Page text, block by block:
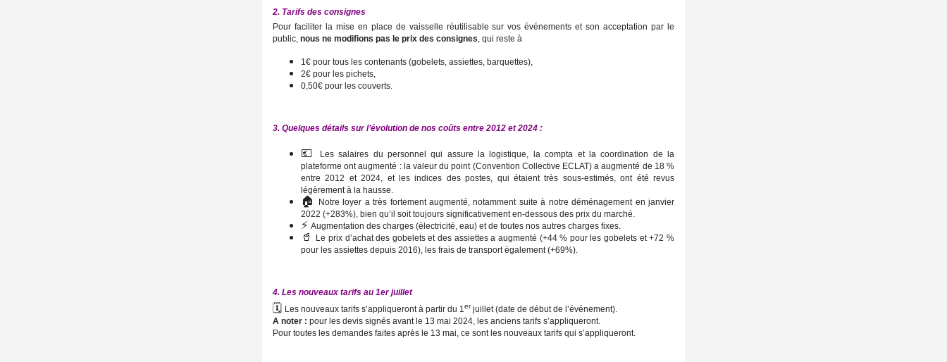
2. Tarifs des consignes
Pour faciliter la mise en place de vaisselle réutilisable sur vos événementset son acceptation par le
public, nous ne modifions pas le prix des consignes, qui reste à
1€ pour tous les contenants (gobelets, assiettes, barquettes),
2€ pour les pichets,
0,50€ pour les couverts.
3. Quelques détails sur l’évolution de nos coûts entre 2012 et 2024 :
💶
Les salaires du personnel qui assure la logistique, la compta et la coordination de la
plateforme ont augmenté : la valeur du point (Convention Collective ECLAT) a augmenté de 18 %
entre 2012 et 2024, et les indices des postes, qui étaient très sous-estimés, ont été revus
légèrement à la hausse.
🏠
Notre loyer a très fortement augmenté, notamment suite à notre déménagement en janvier
2022 (+283%), bien qu’il soit toujours significativement en-dessous des prix du marché.
⚡ Augmentation des charges (électricité, eau) et de toutes nos autres charges fixes.
🥤
Le prix d’achat des gobelets et des assiettes a augmenté (+44 % pour les gobelets et +72 %
pour les assiettes depuis 2016), les frais de transport également (+69%).
4. Les nouveaux tarifs au 1er juillet
🗓️ Les nouveaux tarifs s’appliqueront à partir du 1er juillet (date de début de l’événement).
A noter : pour les devis signés avant le 13 mai 2024, les anciens tarifs s’appliqueront.
Pour toutes les demandes faites après le 13 mai, ce sont les nouveaux tarifs qui s’appliqueront.